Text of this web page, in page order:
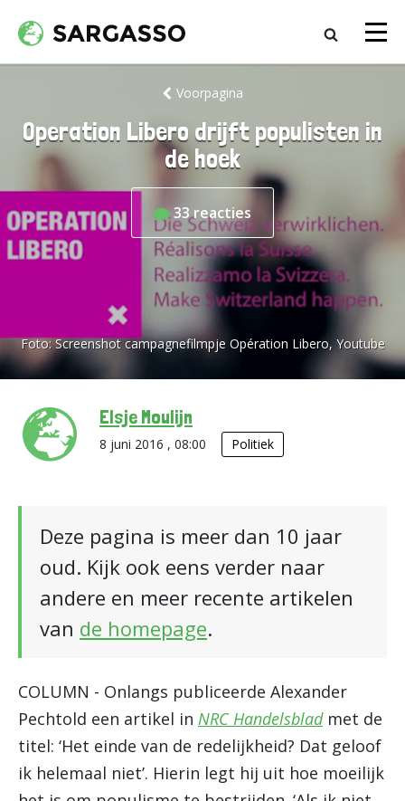
Voorpagina
Operation Libero drijft populisten in
de hoek
33reacties
Foto:Screenshot campagnefilmpje Opération Libero, Youtube
Elsje Moulijn
8 juni 2016 , 08:00 Politiek
Deze pagina is meer dan 10 jaar
oud. Kijk ook eens verder naar
andere en meer recente artikelen
van de homepage.
COLUMN - Onlangs publiceerde Alexander
Pechtold een artikel in NRC Handelsbladmet de
titel: ‘Het einde van de redelijkheid? Dat geloof
ik helemaal niet’. Hierin legt hij uit hoe moeilijk